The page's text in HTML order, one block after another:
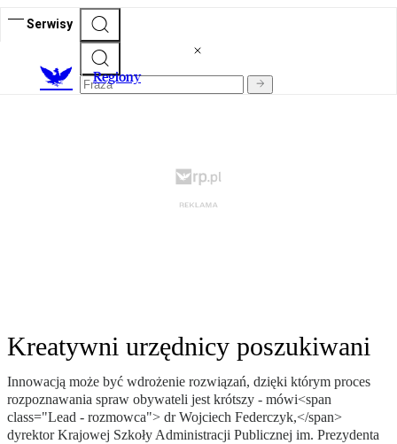
Serwisy
Regiony
Kreatywni urzędnicy poszukiwani
Innowacją może być wdrożenie rozwiązań, dzięki którym proces
rozpoznawania spraw obywateli jest krótszy - mówi<span
class="Lead - rozmowca"> dr Wojciech Federczyk,</span>
dyrektor Krajowej Szkoły Administracji Publicznej im. Prezydenta